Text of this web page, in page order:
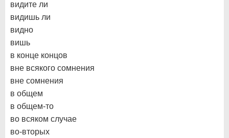
видите ли
видишь ли
видно
вишь
в конце концов
вне всякого сомнения
вне сомнения
в общем
в общем-то
во всяком случае
во-вторых